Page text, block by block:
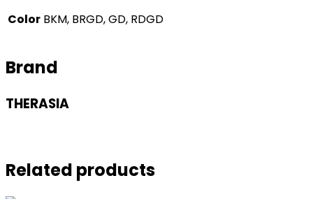
Color BKM, BRGD, GD, RDGD
Brand
THERASIA
Related products